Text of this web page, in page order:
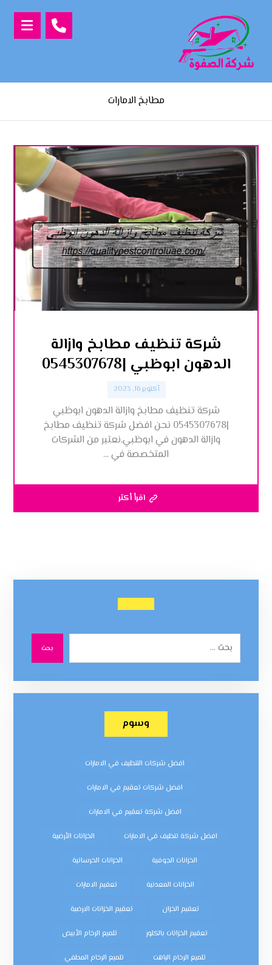
مطابخ الامارات
شركة تنظيف مطابخ وازالة
الدهون ابوظبي |0545307678
أكتوبر 16, 2023
شركة تنظيف مطابخ وازالة الدهون ابوظبي
|0545307678 نحن افضل شركة تنظيف مطابخ
وازالة الدهون في ابوظبي,نعتبر من الشركات
المتخصصة في ...
اقرأ أكثر
بحث
وسوم
افضل شركات التنظيف في الامارات
افضل شركات تعقيم في الامارات
افضل شركة تعقيم في الامارات
افضل شركة تنظيف في الامارات الخزانات الأرضية
الخزانات الجوفية الخزانات الخرسانية
الخزانات المعدنية تعقيم الامارات
تعقيم الخزان تعقيم الخزانات الارضية
تعقيم الخزانات بالكلور تلميع الرخام الأبيض
تلميع الرخام الباهت تلميع الرخام المطفي